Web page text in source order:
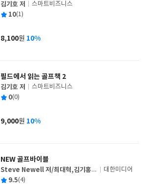
글
쓴
김기호 저
출
사
스마트비즈니스
평 10(1)
가
8,100원 10%
필드에서 읽는 골프책 2
글
쓴
김기호 저
출
사
스마트비즈니스
평 0(0)
가
9,000원 10%
NEW 골프바이블
글
쓴
Steve Newell 저/최대혁,김기홍,
전재홍 공역
출
대한미디어
평 9.5(4)